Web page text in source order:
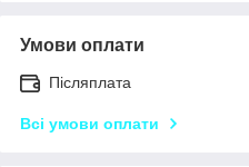
Умови оплати
Післяплата
Всі умови оплати